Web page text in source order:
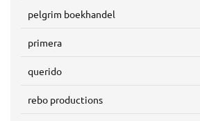
pelgrim boekhandel
primera
querido
rebo productions